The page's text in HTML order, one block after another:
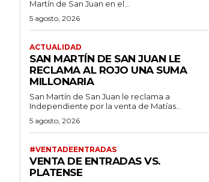
Martín de San Juan en el...
5 agosto, 2026
ACTUALIDAD
SAN MARTÍN DE SAN JUAN LE
RECLAMA AL ROJO UNA SUMA
MILLONARIA
San Martín de San Juan le reclama a
Independiente por la venta de Matías...
5 agosto, 2026
#VENTADEENTRADAS
VENTA DE ENTRADAS VS.
PLATENSE